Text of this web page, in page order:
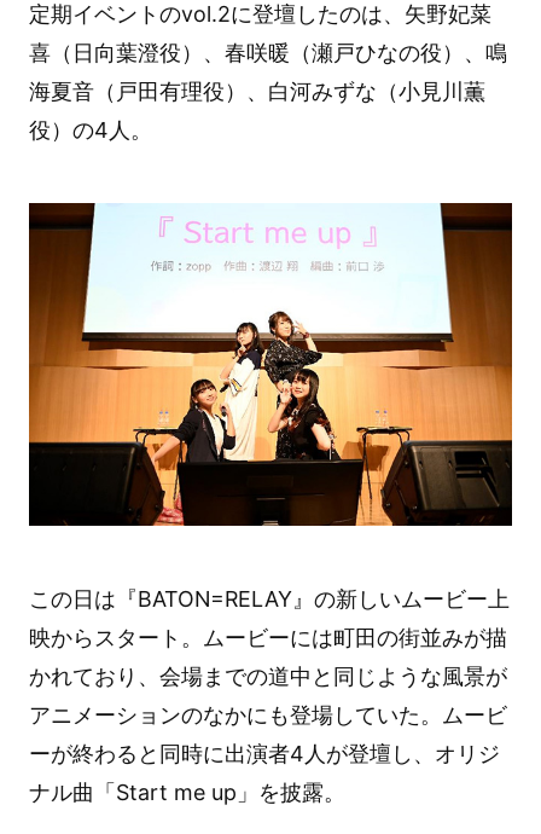
定期イベントのvol.2に登壇したのは、矢野妃菜
喜（日向葉澄役）、春咲暖（瀬戸ひなの役）、鳴
海夏音（戸田有理役）、白河みずな（小見川薫
役）の4人。
この日は『BATON=RELAY』の新しいムービー上
映からスタート。ムービーには町田の街並みが描
かれており、会場までの道中と同じような風景が
アニメーションのなかにも登場していた。ムービ
ーが終わると同時に出演者4人が登壇し、オリジ
ナル曲「Start me up」を披露。